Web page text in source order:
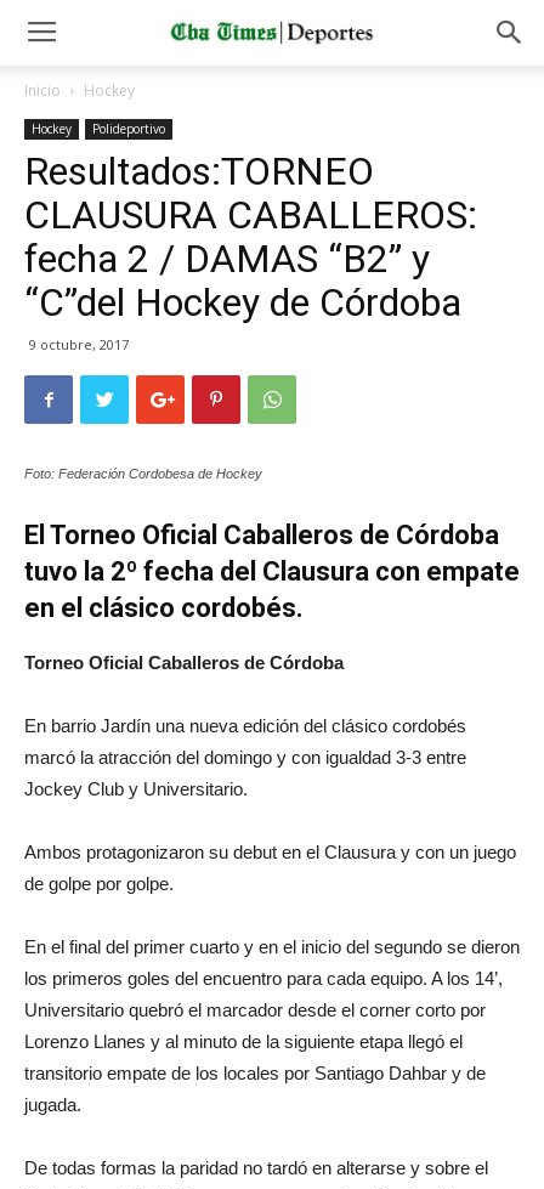
Inicio Hockey
Hockey Polideportivo
Resultados:TORNEO
CLAUSURA CABALLEROS:
fecha 2 / DAMAS “B2” y
“C”del Hockey de Córdoba
9 octubre, 2017
Foto: Federación Cordobesa de Hockey
El Torneo Oficial Caballeros de Córdoba
tuvo la 2º fecha del Clausura con empate
en el clásico cordobés.
Torneo Oficial Caballeros de Córdoba
En barrio Jardín una nueva edición del clásico cordobés
marcó la atracción del domingo y con igualdad 3-3 entre
Jockey Club y Universitario.
Ambos protagonizaron su debut en el Clausura y con un juego
de golpe por golpe.
En el final del primer cuarto y en el inicio del segundo se dieron
los primeros goles del encuentro para cada equipo. A los 14’,
Universitario quebró el marcador desde el corner corto por
Lorenzo Llanes y al minuto de la siguiente etapa llegó el
transitorio empate de los locales por Santiago Dahbar y de
jugada.
De todas formas la paridad no tardó en alterarse y sobre el